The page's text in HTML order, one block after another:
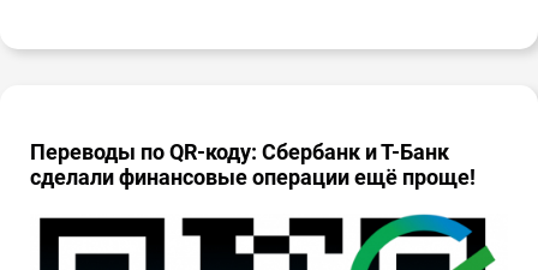
Переводы по QR-коду: Сбербанк и Т-Банк
сделали финансовые операции ещё проще!